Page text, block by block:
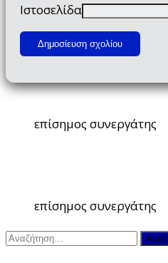
Ιστοσελίδα
επίσημος συνεργάτης
επίσημος συνεργάτης
Αναζήτηση